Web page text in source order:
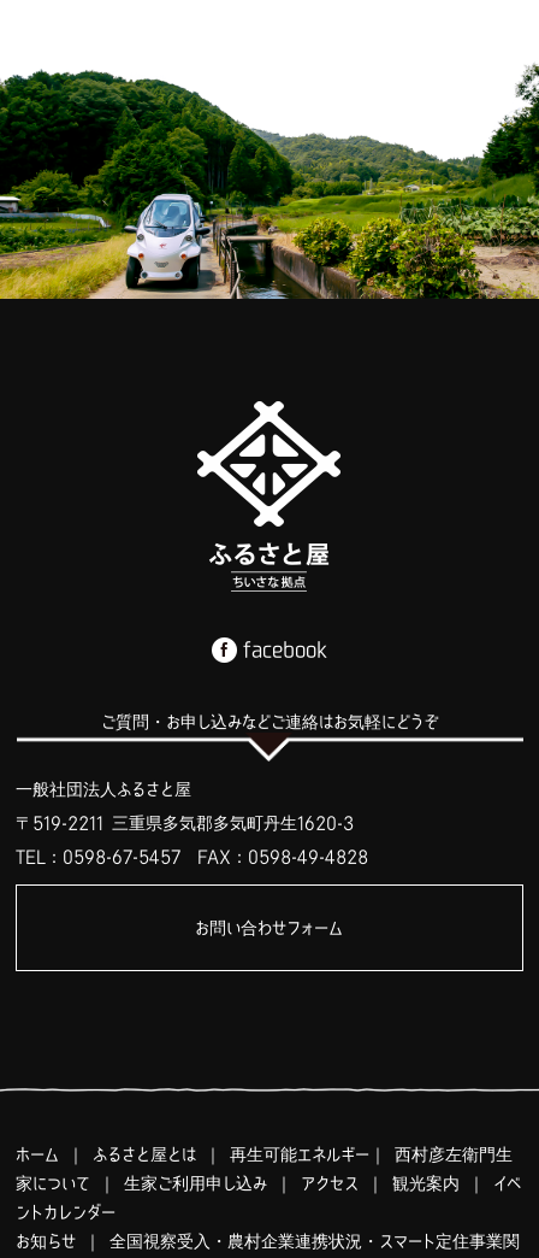
facebook
ご質問・お申し込みなどご連絡はお気軽にどうぞ
一般社団法人ふるさと屋
〒519-2211 三重県多気郡多気町丹生1620-3
TEL：0598-67-5457 FAX：0598-49-4828
お問い合わせフォーム
ホーム ふるさと屋とは ｜再生可能エネルギー ｜西村彦左衛門生
家について
｜生家ご利用申し込み アクセス ｜観光案内
イベ
ントカレンダー
お知らせ ｜全国視察受入・農村企業連携状況・スマート定住事業関